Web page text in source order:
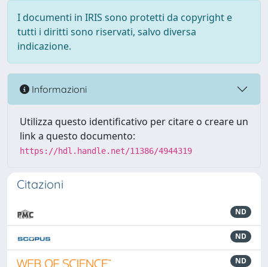
I documenti in IRIS sono protetti da copyright e
tutti i diritti sono riservati, salvo diversa
indicazione.
Informazioni
Utilizza questo identificativo per citare o creare un
link a questo documento:
https://hdl.handle.net/11386/4944319
Citazioni
ND
ND
ND